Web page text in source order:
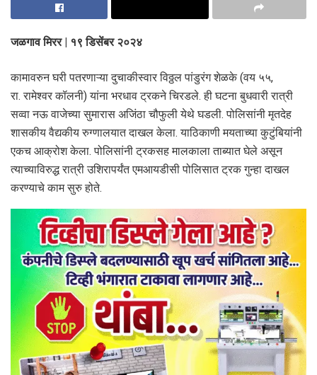
जळगाव मिरर | १९ डिसेंबर २०२४
कामावरुन घरी पतरणाऱ्या दुचाकीस्वार विठ्ठल पांडुरंग शेळके (वय ५५,
रा. रामेश्वर कॉलनी) यांना भरधाव ट्रकने चिरडले. ही घटना बुधवारी रात्री
सव्वा नऊ वाजेच्या सुमारास अजिंठा चौफुली येथे घडली. पोलिसांनी मृतदेह
शासकीय वैद्यकीय रुग्णालयात दाखल केला. याठिकाणी मयताच्या कुटुंबियांनी
एकच आक्रोश केला. पोलिसांनी ट्रकसह मालकाला ताब्यात घेले असून
त्याच्याविरुद्ध रात्री उशिरापर्यंत एमआयडीसी पोलिसात ट्रक गुन्हा दाखल
करण्याचे काम सुरु होते.